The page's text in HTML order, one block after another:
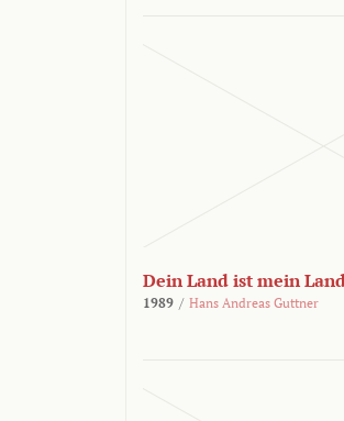
Dein Land ist mein
1989 / Hans Andreas Guttner